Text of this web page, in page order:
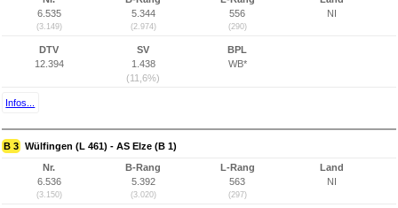
6.535
(3.149)
5.344
(2.974)
556
(290)
NI
DTV
12.394
SV
1.438
(11,6%)
BPL
WB*
Infos...
B 3 Wülfingen (L 461) - AS Elze (B 1)
Nr.
6.536
(3.150)
B-Rang
5.392
(3.020)
L-Rang
563
(297)
Land
NI